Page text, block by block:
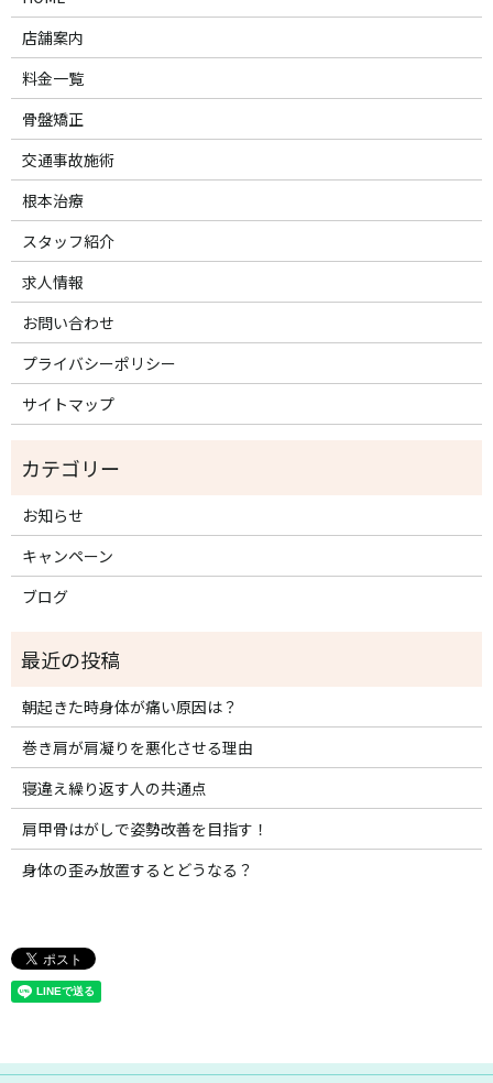
店舗案内
料金一覧
骨盤矯正
交通事故施術
根本治療
スタッフ紹介
求人情報
お問い合わせ
プライバシーポリシー
サイトマップ
お知らせ
キャンペーン
ブログ
朝起きた時身体が痛い原因は？
巻き肩が肩凝りを悪化させる理由
寝違え繰り返す人の共通点
肩甲骨はがしで姿勢改善を目指す！
身体の歪み放置するとどうなる？